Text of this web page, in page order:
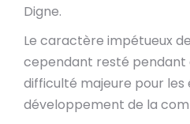
Digne.
Le caractère impétueux
cependant resté pendant
difficulté majeure pour les
développement de la